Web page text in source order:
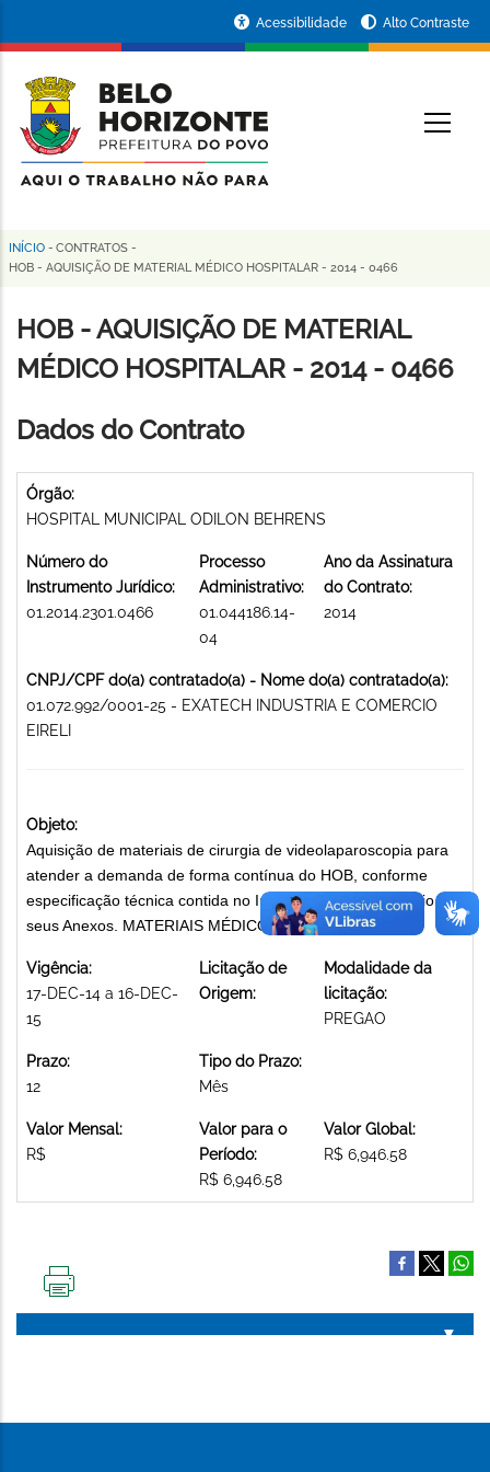
conteúdo
principal
da
Prefeitura
de
Horizonte
Acessibilidade Alto Contraste
Trilha
navegação
INÍCIO - CONTRATOS -
HOB - AQUISIÇÃO DE MATERIAL MÉDICO HOSPITALAR - 2014 - 0466
HOB - AQUISIÇÃO DE MATERIAL
MÉDICO HOSPITALAR - 2014 - 0466
Dados do Contrato
Órgão:
HOSPITAL MUNICIPAL ODILON BEHRENS
Número do
Instrumento Jurídico:
01.2014.2301.0466
Processo
Administrativo:
01.044186.14-
04
Ano da Assinatura
do Contrato:
2014
CNPJ/CPF do(a) contratado(a) - Nome do(a) contratado(a):
01.072.992/0001-25 - EXATECH INDUSTRIA E COMERCIO
EIRELI
Objeto:
Aquisição de materiais de cirurgia de videolaparoscopia para
atender a demanda de forma contínua do HOB, conforme
especificação técnica contida no Instrumento Convocatório e
seus Anexos. MATERIAIS MÉDICO-HOSPITALARES
Vigência:
17-DEC-14 a 16-DEC-
15
Licitação de
Origem:
Modalidade da
licitação:
PREGAO
Prazo:
12
Tipo do Prazo:
Mês
Valor Mensal:
R$
Valor para o
Período:
R$ 6,946.58
Valor Global:
R$ 6,946.58
PÁGINA